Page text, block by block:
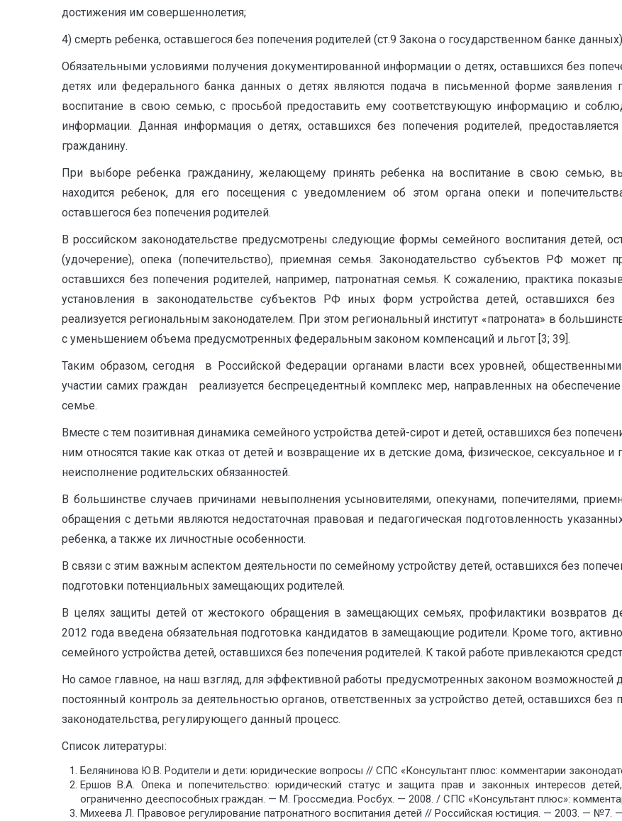
достижения им совершеннолетия;
4) смерть ребенка, оставшегося без попечения родителей (ст.9 Закона о государственном банке
Обязательными условиями получения документированной информации о детях, оставшихся без
детях или федерального банка данных о детях являются подача в письменной форме заявления
воспитание в свою семью, с просьбой предоставить ему соответствующую информацию и
информации. Данная информация о детях, оставшихся без попечения родителей,
гражданину.
При выборе ребенка гражданину, желающему принять ребенка на воспитание в свою семью,
находится ребенок, для его посещения с уведомлением об этом органа опеки и
оставшегося без попечения родителей.
В российском законодательстве предусмотрены следующие формы семейного воспитания детей,
(удочерение), опека (попечительство), приемная семья. Законодательство субъектов РФ может
оставшихся без попечения родителей, например, патронатная семья. К сожалению, практика
установления в законодательстве субъектов РФ иных форм устройства детей, оставшихся
реализуется региональным законодателем. При этом региональный институт «патроната» в
с уменьшением объема предусмотренных федеральным законом компенсаций и льгот [3; 39].
Таким образом, сегодня в Российской Федерации органами власти всех уровней,
участии самих граждан реализуется беспрецедентный комплекс мер, направленных на
семье.
Вместе с тем позитивная динамика семейного устройства детей-сирот и детей, оставшихся без
ним относятся такие как отказ от детей и возвращение их в детские дома, физическое, сексуальное
неисполнение родительских обязанностей.
В большинстве случаев причинами невыполнения усыновителями, опекунами, попечителями,
обращения с детьми являются недостаточная правовая и педагогическая подготовленность
ребенка, а также их личностные особенности.
В связи с этим важным аспектом деятельности по семейному устройству детей, оставшихся без
подготовки потенциальных замещающих родителей.
В целях защиты детей от жестокого обращения в замещающих семьях, профилактики возвратов
2012 года введена обязательная подготовка кандидатов в замещающие родители. Кроме того,
семейного устройства детей, оставшихся без попечения родителей. К такой работе привлекаются
Но самое главное, на наш взгляд, для эффективной работы предусмотренных законом возможностей
постоянный контроль за деятельностью органов, ответственных за устройство детей, оставшихся
законодательства, регулирующего данный процесс.
Список литературы:
Белянинова Ю.В. Родители и дети: юридические вопросы // СПС «Консультант плюс: комментарии
Ершов В.А. Опека и попечительство: юридический статус и защита прав и законных интересов
ограниченно дееспособных граждан. — М. Гроссмедиа. Росбух. — 2008. / СПС «Консультант плюс»:
Михеева Л. Правовое регулирование патронатного воспитания детей // Российская юстиция. — 2003. — №7.